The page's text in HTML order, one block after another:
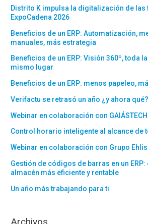
Distrito K impulsa la digitalización de las
ExpoCadena 2026
Beneficios de un ERP: Automatización,
manuales, más estrategia
Beneficios de un ERP: Visión 360º, toda
mismo lugar
Beneficios de un ERP: menos papeleo,
Verifactu se retrasó un año ¿y ahora qué?
Webinar en colaboración con GAIÁSTECH
Control horario inteligente al alcance de
Webinar en colaboración con Grupo Ehlis
Gestión de códigos de barras en un ERP:
almacén más eficiente y rentable
Un año más trabajando para ti